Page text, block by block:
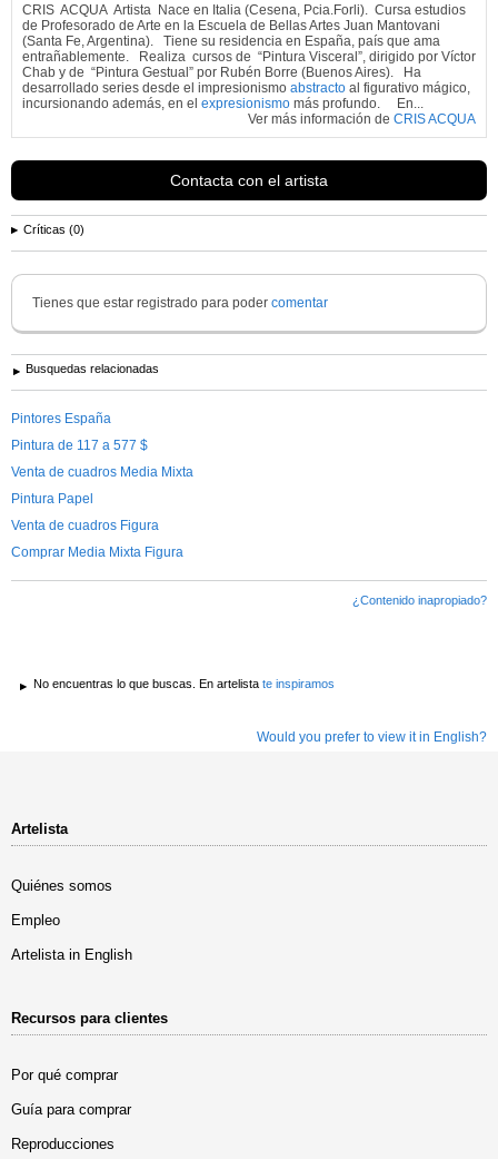
CRIS ACQUA Artista Nace en Italia (Cesena, Pcia.Forli). Cursa estudios
de Profesorado de Arte en la Escuela de Bellas Artes Juan Mantovani
(Santa Fe, Argentina). Tiene su residencia en España, país que ama
entrañablemente. Realiza cursos de “Pintura Visceral”, dirigido por Víctor
Chab y de “Pintura Gestual” por Rubén Borre (Buenos Aires). Ha
desarrollado series desde el impresionismo abstracto al figurativo mágico,
incursionando además, en el expresionismo más profundo. En...
Ver más información de CRIS ACQUA
Contacta con el artista
Críticas (0)
Tienes que estar registrado para poder comentar
Busquedas relacionadas
Pintores España
Pintura de 117 a 577 $
Venta de cuadros Media Mixta
Pintura Papel
Venta de cuadros Figura
Comprar Media Mixta Figura
¿Contenido inapropiado?
No encuentras lo que buscas. En artelista te inspiramos
Would you prefer to view it in English?
Artelista
Quiénes somos
Empleo
Artelista in English
Recursos para clientes
Por qué comprar
Guía para comprar
Reproducciones